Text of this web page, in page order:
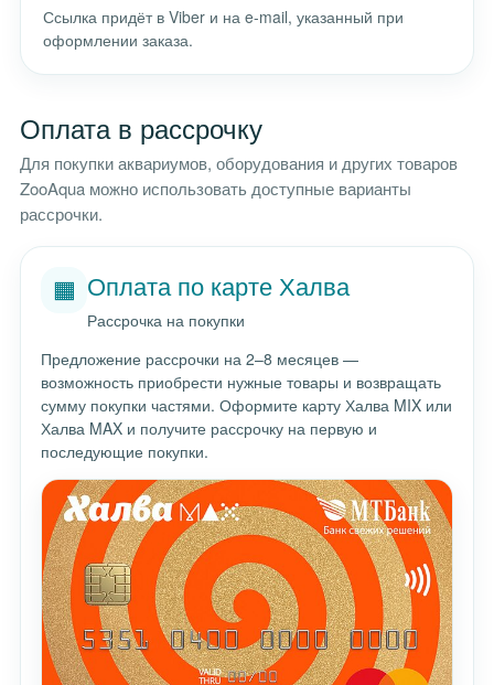
Ссылка придёт в Viber и на e-mail, указанный при
оформлении заказа.
Оплата в рассрочку
Для покупки аквариумов, оборудования и других товаров
ZooAqua можно использовать доступные варианты
рассрочки.
🟧 Оплата по карте Халва
Рассрочка на покупки
Предложение рассрочки на 2–8 месяцев —
возможность приобрести нужные товары и возвращать
сумму покупки частями. Оформите карту Халва MIX или
Халва MAX и получите рассрочку на первую и
последующие покупки.